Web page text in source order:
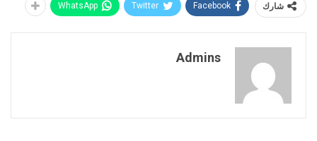
شارك Facebook
Twitter
WhatsApp
Admins